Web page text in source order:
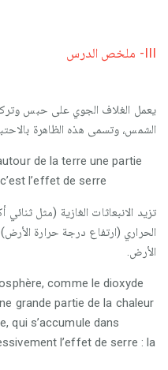
III- ملخص الدرس
يعمل الغلاف الجوي على حبس
الشمس، وتسمى هذه الظاهرة
de la terre une partie
l’effet de serre
تزيد الانبعاثات الغازية (مثل
الحراري (ارتفاع درجة حرارة
الأرض.
comme le dioxyde
grande partie de la chaleur
qui s’accumule dans
l’effet de serre : la